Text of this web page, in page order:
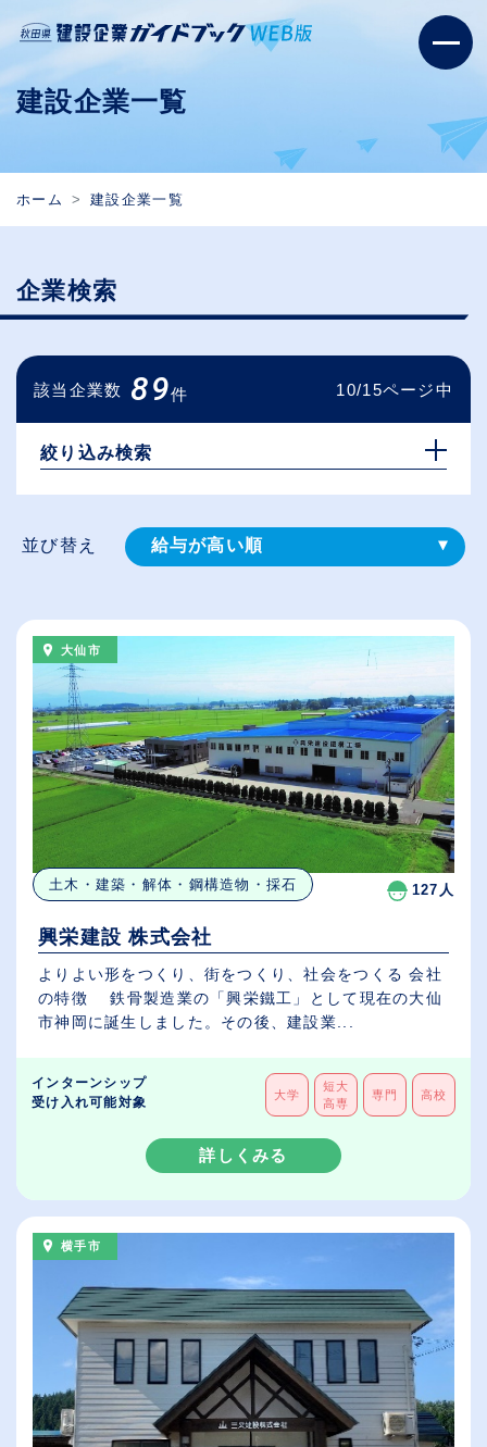
建設企業一覧
ホーム 建設企業一覧
企業検索
該当企業数 89件 10/15ページ中
絞り込み検索
並び替え 給与が高い順
休日数が多い順
大仙市
土木・建築・解体・鋼構造物・採石 127人
興栄建設 株式会社
よりよい形をつくり、街をつくり、社会をつくる 会社
の特徴 鉄骨製造業の「興栄鐵工」として現在の大仙
市神岡に誕生しました。その後、建設業...
インターンシップ
受け入れ可能対象
大学
短大
高専
専門 高校
詳しくみる
横手市